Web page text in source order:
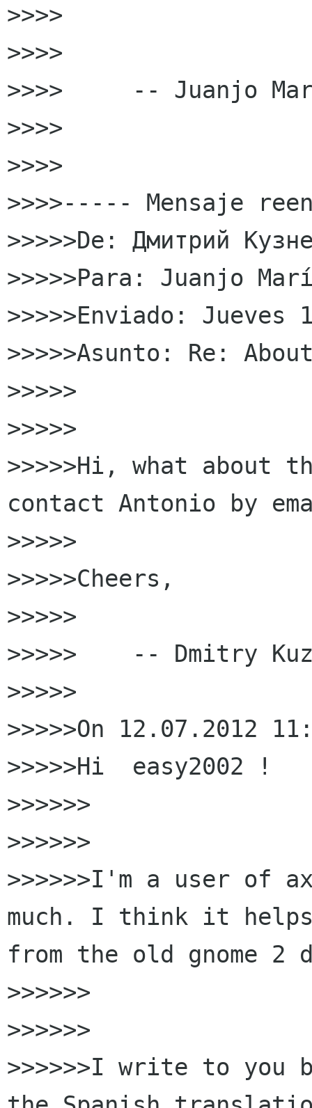
>>>>
>>>>
>>>>     -- Juanjo
>>>>
>>>>
>>>>----- Mensaje
>>>>>De: Дмитрий
>>>>>Para: Juanjo
>>>>>Enviado:
>>>>>Asunto: Re:
>>>>>
>>>>>
>>>>>Hi, what about
contact Antonio by
>>>>>
>>>>>Cheers,
>>>>>
>>>>>    -- Dmitry
>>>>>
>>>>>On 12.07.2012
>>>>>Hi  easy2002 !
>>>>>>
>>>>>>
>>>>>>I'm a user of
much. I think it
from the old gnome 2
>>>>>>
>>>>>>
>>>>>>I write to you